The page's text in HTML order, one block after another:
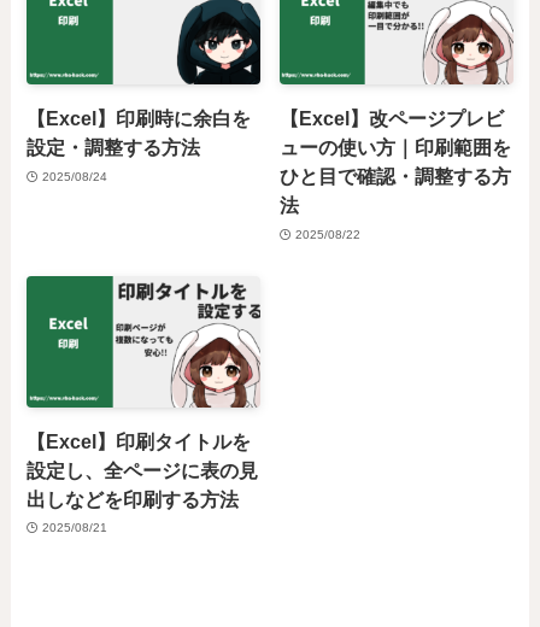
【Excel】印刷時に余白を
設定・調整する方法
2025/08/24
【Excel】改ページプレビ
ューの使い方｜印刷範囲を
ひと目で確認・調整する方
法
2025/08/22
【Excel】印刷タイトルを
設定し、全ページに表の見
出しなどを印刷する方法
2025/08/21